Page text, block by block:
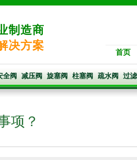
制造商
决方案
首页
全阀 减压阀 旋塞阀 柱塞阀 疏水阀 过
项？